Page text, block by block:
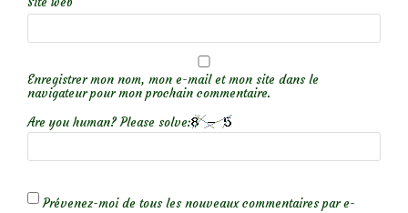
Enregistrer mon nom, mon e-mail et mon site dans le
navigateur pour mon prochain commentaire.
Are you human? Please solve:
Prévenez-moi de tous les nouveaux commentaires par e-